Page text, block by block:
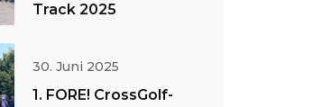
Track 2025
30. Juni 2025
1. FORE! CrossGolf-